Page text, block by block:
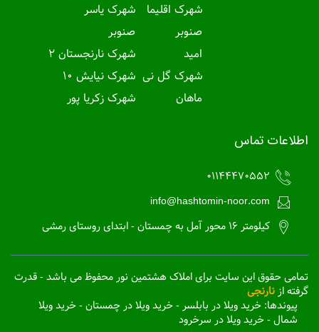
شهرک اقلیما
صنوبر
امید
شهرک گل نی
ماهان
شهرک یاسر
صنوبر
شهرک نارنجستان 2
شهرک نیایش 10
شهرک زکریا پور
اطلاعات تماس
01144470552
info@hashtomin-noor.com
کیلومتر 16 محور آمل به چمستان - ابتدای روستای رمشی
تمامی حقوق این سایت برای املاک هشتمین نور محفوظ می باشد - قدرت
گرفته ازنارنجی
پیوندها: خرید ویلا در بابلسر -خرید ویلا در چمستان -خرید ویلا
شمال -خرید ویلا در سرخرود